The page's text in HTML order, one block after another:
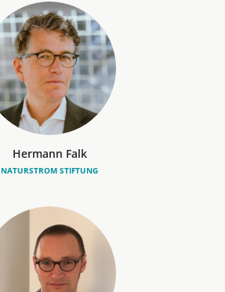
Hermann Falk
NATURSTROM STIFTUNG